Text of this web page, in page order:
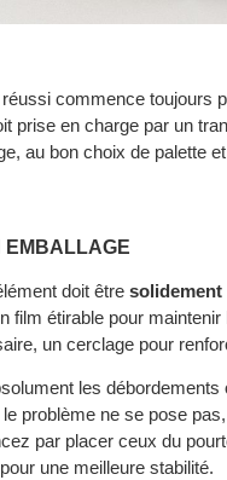
commence toujours
prise en charge par un
au bon choix de palette
EMBALLAGE
doit être solidement
film étirable pour
un cerclage pour
les
problème ne se pose pas,
par placer ceux du
une meilleure stabilité.